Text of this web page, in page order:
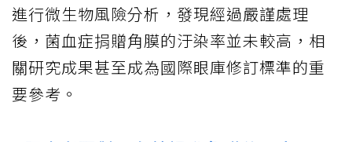
進行微生物風險分析，發現經過嚴謹處理
後，菌血症捐贈角膜的汙染率並未較高，相
關研究成果甚至成為國際眼庫修訂標準的重
要參考。